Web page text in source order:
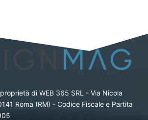
di WEB 365 SRL - Via Nicola
Roma (RM) - Codice Fiscale e Partita